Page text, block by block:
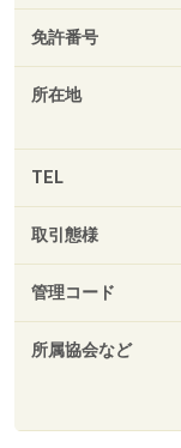
免許番号
所在地
TEL
取引態様
管理コード
所属協会など